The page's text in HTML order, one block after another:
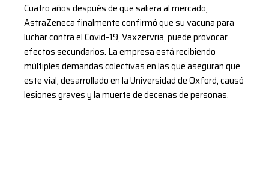
Cuatro años después de que saliera al mercado,
AstraZeneca finalmente confirmó que su vacuna para
luchar contra el Covid-19, Vaxzervria, puede provocar
efectos secundarios. La empresa está recibiendo
múltiples demandas colectivas en las que aseguran que
este vial, desarrollado en la Universidad de Oxford, causó
lesiones graves y la muerte de decenas de personas.